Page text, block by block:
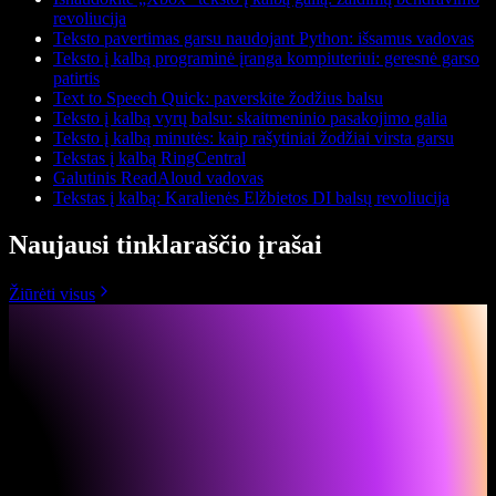
revoliucija
Teksto pavertimas garsu naudojant Python: išsamus vadovas
Teksto į kalbą programinė įranga kompiuteriui: geresnė garso
patirtis
Text to Speech Quick: paverskite žodžius balsu
Teksto į kalbą vyrų balsu: skaitmeninio pasakojimo galia
Teksto į kalbą minutės: kaip rašytiniai žodžiai virsta garsu
Tekstas į kalbą RingCentral
Galutinis ReadAloud vadovas
Tekstas į kalbą: Karalienės Elžbietos DI balsų revoliucija
Naujausi tinklaraščio įrašai
Žiūrėti visus